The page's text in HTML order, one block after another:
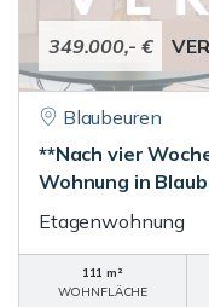
349.000,- €
Blaubeuren
**Nach vier
Wohnung in
Etagenwohnung
111 m²
WOHNFLÄCHE